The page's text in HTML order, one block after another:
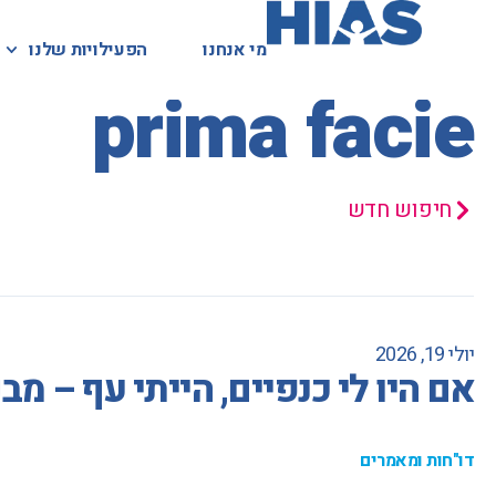
מי אנחנו הפעילויות שלנו מי אנחנו הפעילויות שלנו המאגר המשפטי
prima facie
חיפוש חדש
יולי 19, 2026
אם היו לי כנפיים, הייתי עף
דו"חות ומאמרים